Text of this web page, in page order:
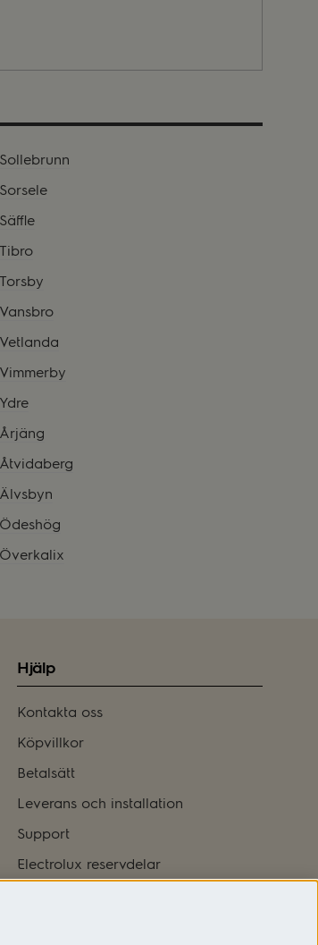
Sollebrunn
Sorsele
Säffle
Tibro
Torsby
Vansbro
Vetlanda
Vimmerby
Ydre
Årjäng
Åtvidaberg
Älvsbyn
Ödeshög
Överkalix
Hjälp
Kontakta oss
Köpvillkor
Betalsätt
Leverans och installation
Support
Electrolux reservdelar